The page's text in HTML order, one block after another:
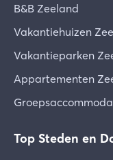
B&B Zeeland
Vakantiehuizen
Vakantieparken
Appartementen
Top Steden en